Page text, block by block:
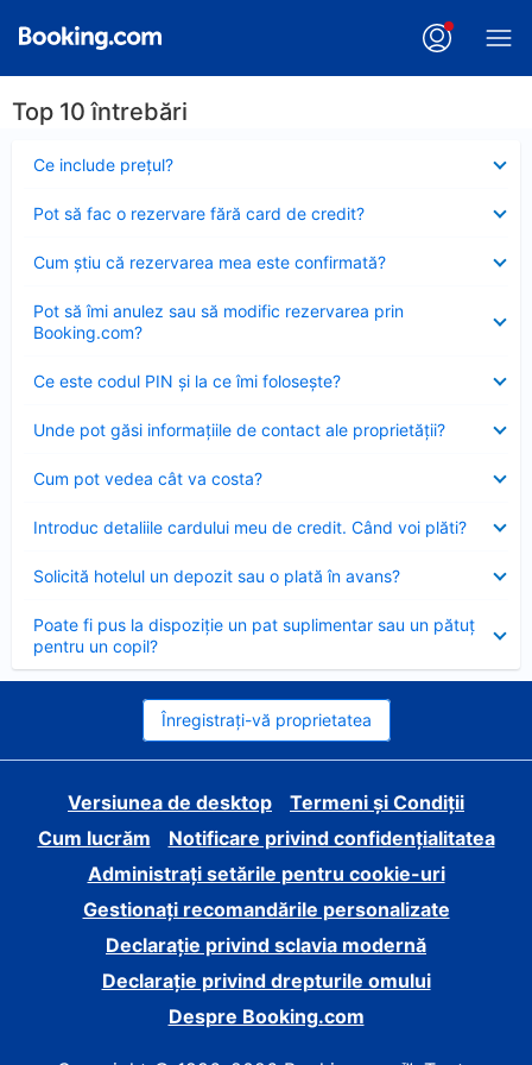
Top 10 întrebări
Ce include preţul?
închis
Pot să fac o rezervare fără card de credit?
închis
Cum ştiu că rezervarea mea este confirmată?
închis
Pot să îmi anulez sau să modific rezervarea prin
Booking.com?
închis
Ce este codul PIN şi la ce îmi foloseşte?
închis
Unde pot găsi informațiile de contact ale proprietății?
închis
Cum pot vedea cât va costa?
închis
Introduc detaliile cardului meu de credit. Când voi plăti?
închis
Solicită hotelul un depozit sau o plată în avans?
închis
Poate fi pus la dispoziție un pat suplimentar sau un pătuț
pentru un copil?
închis
Înregistrați-vă proprietatea
Versiunea de desktop
Termeni și Condiții
Cum lucrăm
Notificare privind confidențialitatea
Administrați setările pentru cookie-uri
Gestionați recomandările personalizate
Declarație privind sclavia modernă
Declarație privind drepturile omului
Despre Booking.com